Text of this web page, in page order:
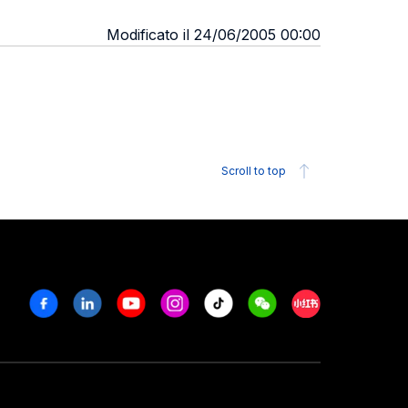
Modificato il 24/06/2005 00:00
Scroll to top
FacebookLinkedinYoutubeInstagram
Tiktok WeechatXiaohongshu/